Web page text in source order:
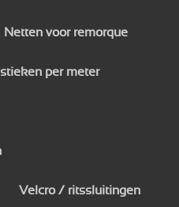
Netten voor remorque
per meter
Velcro / ritssluitingen